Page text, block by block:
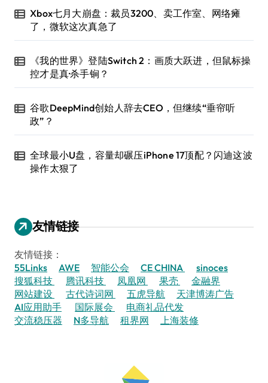
Xbox七月大崩盘：裁员3200、卖工作室、网络瘫
了，微软这次真急了
《我的世界》登陆Switch 2：画质大跃进，但鼠标操
控才是真·杀手锏？
谷歌DeepMind创始人辞去CEO，但继续“垂帘听
政”？
全球最小U盘，容量却碾压iPhone 17顶配？闪迪这波
操作太狠了
友情链接
友情链接：
55Links
AWE 智能公会 CE CHINA
sinoces
搜狐科技
腾讯科技 凤凰网 果壳
金融界
网站建设
古代诗词网 五虎导航
天津博涛广告
AI应用助手
国际展会
电商礼品代发
交流稳压器
N多导航 租界网 上海装修